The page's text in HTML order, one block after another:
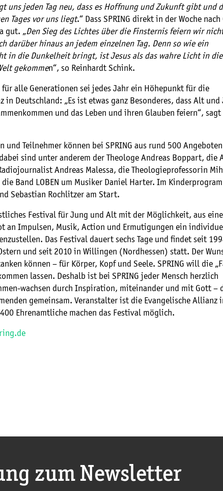
uns jeden Tag neu, dass es Hoffnung und Zukunft gibt und
Tages vor uns liegt.“ Dass SPRING direkt in der Woche nach
gut. „DenSieg des Lichtes über die Finsternis feiern wir
darüber hinaus an jedem einzelnen Tag. Denn so wie ein
in die Dunkelheit bringt, ist Jesus als das wahre Licht in die
gekommen“, so Reinhardt Schink.
für alle Generationen sei jedes Jahr ein Höhepunkt für die
in Deutschland: „Es ist etwas ganz Besonderes, dass Alt und
und das Leben und ihren Glauben feiern“, sagt
und Teilnehmer können bei SPRING aus rund 500
sind unter anderem der Theologe Andreas Boppart, die
Andreas Malessa, die Theologieprofessorin
die Band LOBEN um Musiker Daniel Harter. Im
Sebastian Rochlitzer am Start.
Festival für Jung und Alt mit der Möglichkeit, aus
an Impulsen, Musik, Action und Ermutigungen ein
Das Festival dauert sechs Tage und findet seit
und seit 2010 in Willingen (Nordhessen) statt. Der
können – für Körper, Kopf und Seele. SPRING will die
lassen. Deshalb ist bei SPRING jeder Mensch herzlich
wachsen durch Inspiration, miteinander und mit Gott –
gemeinsam. Veranstalter ist die Evangelische Allianz
Ehrenamtliche machen das Festival möglich.
zum Newsletter